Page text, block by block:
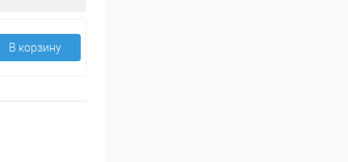
В корзину